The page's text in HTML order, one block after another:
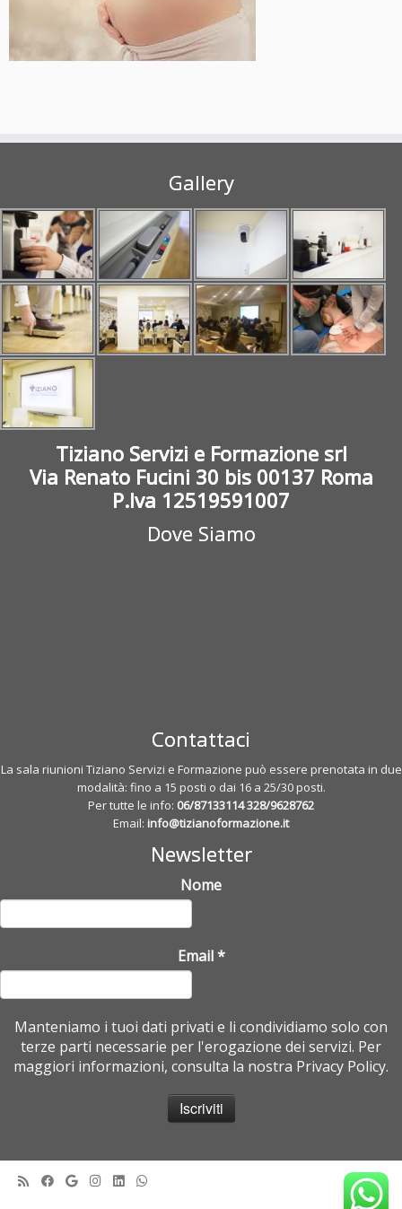
Gallery
Tiziano Servizi e Formazione srl
Via Renato Fucini 30 bis 00137 Roma
P.Iva 12519591007
Dove Siamo
Contattaci
La sala riunioni Tiziano Servizi e Formazione può essere prenotata in due
modalità: fino a 15 posti o dai 16 a 25/30 posti.
Per tutte le info: 06/87133114328/9628762
Email: info@tizianoformazione.it
Newsletter
Nome
Email*
Manteniamo i tuoi dati privati e li condividiamo solo con
terze parti necessarie per l'erogazione dei servizi. Per
maggiori informazioni, consulta la nostra Privacy Policy.